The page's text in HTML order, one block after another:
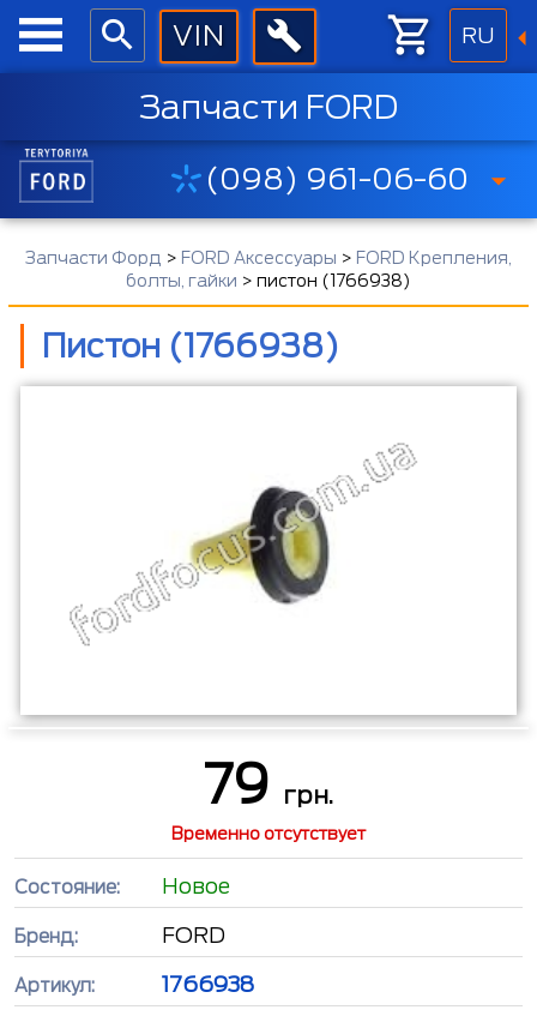
RU
Запчасти FORD
(098) 961-06-60
Запчасти Форд > FORD Аксессуары > FORD Крепления,
болты, гайки > пистон (1766938)
Пистон (1766938)
79 грн.
Временно отсутствует
Состояние: Новое
Бренд: FORD
Артикул: 1766938